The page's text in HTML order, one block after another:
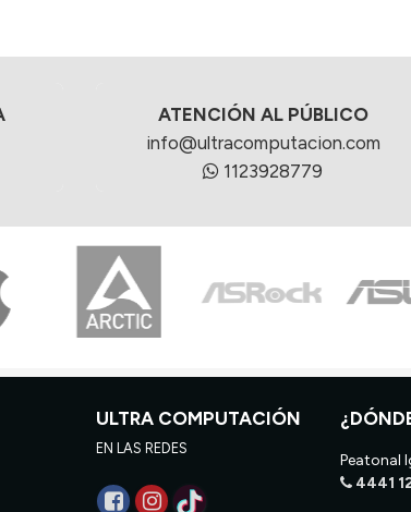
ATENCIÓN AL PÚBLICO
info@ultracomputacion.com
1123928779
ULTRA COMPUTACIÓN
EN LAS REDES
Peatonal
4441